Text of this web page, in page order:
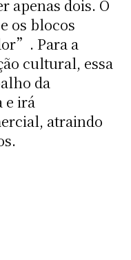
apenas dois. O
os blocos
Para a
cultural, essa
da
e irá
atraindo